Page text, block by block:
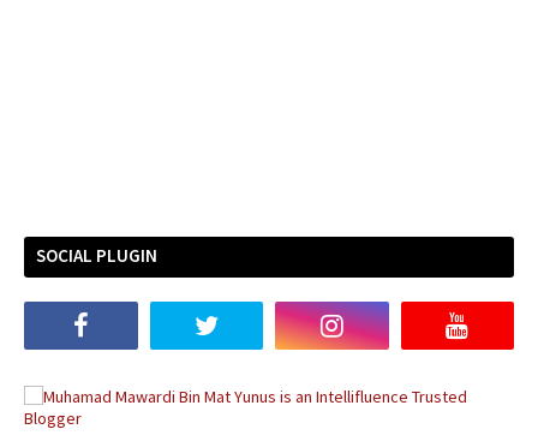
SOCIAL PLUGIN